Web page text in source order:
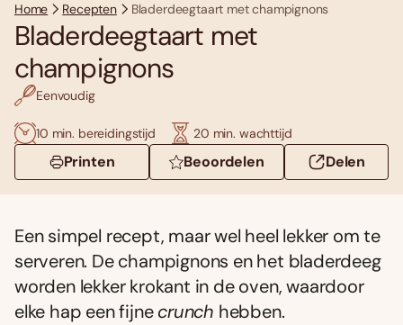
Home Recepten Bladerdeegtaart met champignons
Bladerdeegtaart met
champignons
Eenvoudig
10 min. bereidingstijd 20 min. wachttijd
Printen Beoordelen Delen
Een simpel recept, maar wel heel lekker om te
serveren. De champignons en het bladerdeeg
worden lekker krokant in de oven, waardoor
elke hap een fijnecrunch hebben.